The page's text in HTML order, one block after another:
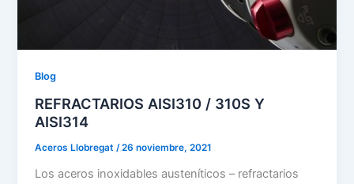
Blog
REFRACTARIOS AISI310 / 310S Y
AISI314
Aceros Llobregat/26 noviembre, 2021
Los aceros inoxidables austeníticos – refractarios